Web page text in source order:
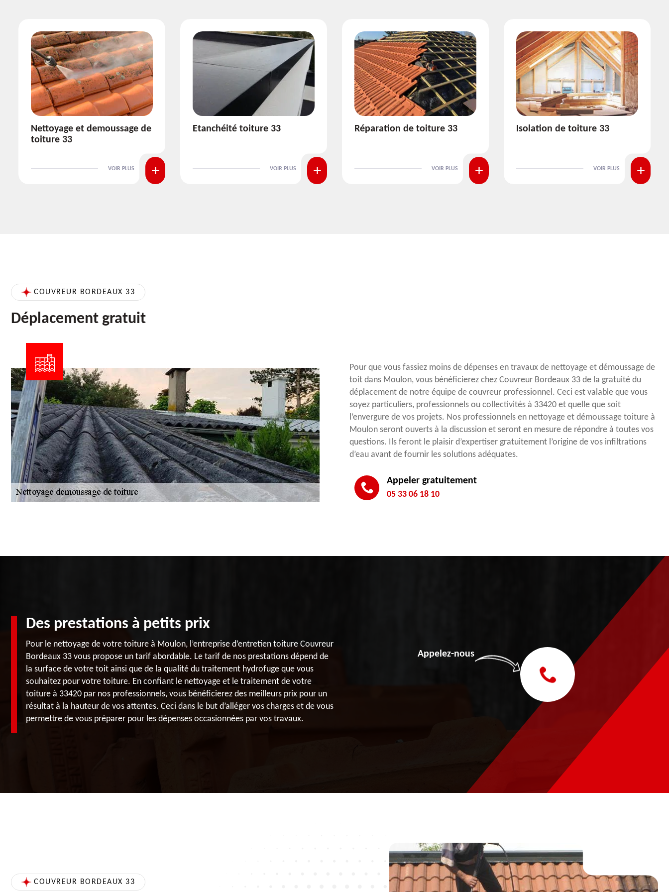
Etanchéité toiture 33
VOIR PLUS
Réparation de toiture 33
VOIR PLUS
Isolation de toiture 33
VOIR PLUS
Pose et nettoyage de
VOIR PLUS
COUVREUR BORDEAUX 33
Déplacement gratuit
Pour que vous fassiez moins de dépenses en travaux de nettoyage et démoussage de
toit dans Moulon, vous bénéficierez chez Couvreur Bordeaux 33 de la gratuité du
déplacement de notre équipe de couvreur professionnel. Ceci est valable que vous
soyez particuliers, professionnels ou collectivités à 33420 et quelle que soit
l’envergure de vos projets. Nos professionnels en nettoyage et démoussage toiture à
Moulon seront ouverts à la discussion et seront en mesure de répondre à toutes vos
questions. Ils feront le plaisir d’expertiser gratuitement l’origine de vos infiltrations
d’eau avant de fournir les solutions adéquates.
Appeler gratuitement
05 33 06 18 10
Des prestations à petits prix
Pour le nettoyage de votre toiture à Moulon, l’entreprise d’entretien toiture Couvreur
Bordeaux 33 vous propose un tarif abordable. Le tarif de nos prestations dépend de
la surface de votre toit ainsi que de la qualité du traitement hydrofuge que vous
souhaitez pour votre toiture. En confiant le nettoyage et le traitement de votre
toiture à 33420 par nos professionnels, vous bénéficierez des meilleurs prix pour un
résultat à la hauteur de vos attentes. Ceci dans le but d’alléger vos charges et de vous
permettre de vous préparer pour les dépenses occasionnées par vos travaux.
Appelez-nous
COUVREUR BORDEAUX 33